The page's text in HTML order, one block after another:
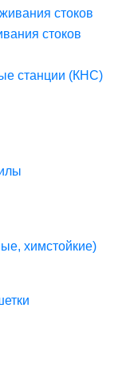
стоков
стоков
станции (КНС)
химстойкие)